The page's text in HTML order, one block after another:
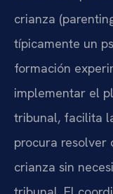
crianza
típicamente un
formación
implementar el
tribunal, facilita
procura resolver
crianza sin